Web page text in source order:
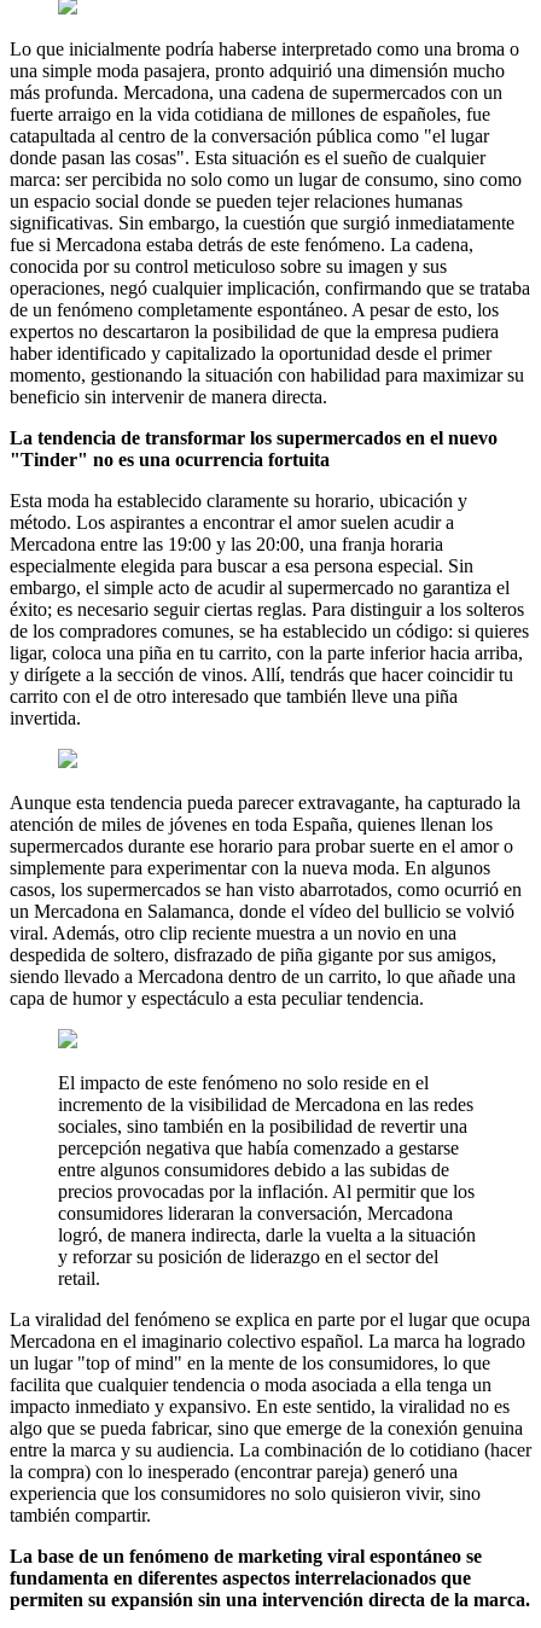
Lo que inicialmente podría haberse interpretado como una broma o
una simple moda pasajera, pronto adquirió una dimensión mucho
más profunda. Mercadona, una cadena de supermercados con un
fuerte arraigo en la vida cotidiana de millones de españoles, fue
catapultada al centro de la conversación pública como "el lugar
donde pasan las cosas". Esta situación es el sueño de cualquier
marca: ser percibida no solo como un lugar de consumo, sino como
un espacio social donde se pueden tejer relaciones humanas
significativas. Sin embargo, la cuestión que surgió inmediatamente
fue si Mercadona estaba detrás de este fenómeno. La cadena,
conocida por su control meticuloso sobre su imagen y sus
operaciones, negó cualquier implicación, confirmando que se trataba
de un fenómeno completamente espontáneo. A pesar de esto, los
expertos no descartaron la posibilidad de que la empresa pudiera
haber identificado y capitalizado la oportunidad desde el primer
momento, gestionando la situación con habilidad para maximizar su
beneficio sin intervenir de manera directa.
La tendencia de transformar los supermercados en el nuevo
"Tinder" no es una ocurrencia fortuita
Esta moda ha establecido claramente su horario, ubicación y
método. Los aspirantes a encontrar el amor suelen acudir a
Mercadona entre las 19:00 y las 20:00, una franja horaria
especialmente elegida para buscar a esa persona especial. Sin
embargo, el simple acto de acudir al supermercado no garantiza el
éxito; es necesario seguir ciertas reglas. Para distinguir a los solteros
de los compradores comunes, se ha establecido un código: si quieres
ligar, coloca una piña en tu carrito, con la parte inferior hacia arriba,
y dirígete a la sección de vinos. Allí, tendrás que hacer coincidir tu
carrito con el de otro interesado que también lleve una piña
invertida.
Aunque esta tendencia pueda parecer extravagante, ha capturado la
atención de miles de jóvenes en toda España, quienes llenan los
supermercados durante ese horario para probar suerte en el amor o
simplemente para experimentar con la nueva moda. En algunos
casos, los supermercados se han visto abarrotados, como ocurrió en
un Mercadona en Salamanca, donde el vídeo del bullicio se volvió
viral. Además, otro clip reciente muestra a un novio en una
despedida de soltero, disfrazado de piña gigante por sus amigos,
siendo llevado a Mercadona dentro de un carrito, lo que añade una
capa de humor y espectáculo a esta peculiar tendencia.
El impacto de este fenómeno no solo reside en el
incremento de la visibilidad de Mercadona en las redes
sociales, sino también en la posibilidad de revertir una
percepción negativa que había comenzado a gestarse
entre algunos consumidores debido a las subidas de
precios provocadas por la inflación. Al permitir que los
consumidores lideraran la conversación, Mercadona
logró, de manera indirecta, darle la vuelta a la situación
y reforzar su posición de liderazgo en el sector del
retail.
La viralidad del fenómeno se explica en parte por el lugar que ocupa
Mercadona en el imaginario colectivo español. La marca ha logrado
un lugar "top of mind" en la mente de los consumidores, lo que
facilita que cualquier tendencia o moda asociada a ella tenga un
impacto inmediato y expansivo. En este sentido, la viralidad no es
algo que se pueda fabricar, sino que emerge de la conexión genuina
entre la marca y su audiencia. La combinación de lo cotidiano (hacer
la compra) con lo inesperado (encontrar pareja) generó una
experiencia que los consumidores no solo quisieron vivir, sino
también compartir.
La base de un fenómeno de marketing viral espontáneo se
fundamenta en diferentes aspectos interrelacionados que
permiten su expansión sin una intervención directa de la marca.